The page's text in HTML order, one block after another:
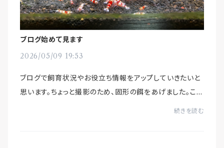
ブログ始めて見ます
2026/05/09 19:53
ブログで飼育状況やお役立ち情報をアップしていきたいと
思います。ちょっと撮影のため、固形の餌をあげました。これ
がエビ団子ってやつですね。餌が偏るので、普段は固形は
続きを読む